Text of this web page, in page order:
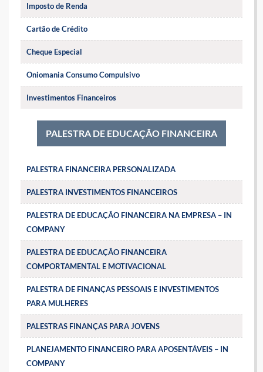
Imposto de Renda
Cartão de Crédito
Cheque Especial
Oniomania Consumo Compulsivo
Investimentos Financeiros
PALESTRA DE EDUCAÇÃO FINANCEIRA
PALESTRA FINANCEIRA PERSONALIZADA
PALESTRA INVESTIMENTOS FINANCEIROS
PALESTRA DE EDUCAÇÃO FINANCEIRA NA EMPRESA – IN
COMPANY
PALESTRA DE EDUCAÇÃO FINANCEIRA
COMPORTAMENTAL E MOTIVACIONAL
PALESTRA DE FINANÇAS PESSOAIS E INVESTIMENTOS
PARA MULHERES
PALESTRAS FINANÇAS PARA JOVENS
PLANEJAMENTO FINANCEIRO PARA APOSENTÁVEIS – IN
COMPANY